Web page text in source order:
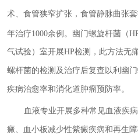
术、食管狭窄扩张，食管静脉曲张
年治疗1000余例。幽门螺旋杆菌（
气试验）室开展HP检测，此方法无
螺杆菌的检测及治疗后复查以利幽
疾病治愈率和消化道肿瘤预防率。
血液专业开展多种常见血液疾
癜、血小板减少性紫癜疾病和再生